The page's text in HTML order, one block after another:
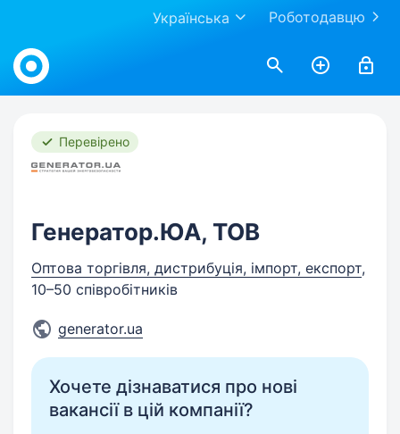
Роботодавцю
Українська
Work.ua
Перевірено
Генератор.ЮА, ТОВ
Оптова торгівля, дистрибуція, імпорт, експорт,
10–50 співробітників
generator.ua
Хочете дізнаватися про нові
вакансії в цій компанії?